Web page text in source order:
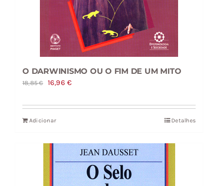
O DARWINISMO OU O FIM DE UM MITO
18,85€
O
original
era:
16,96€O
atual
Adicionar Detalhes